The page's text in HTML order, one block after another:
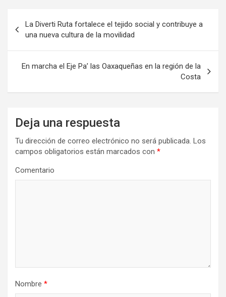
de
entradas
La Diverti Ruta fortalece el tejido social y contribuye a
una nueva cultura de la movilidad
En marcha el Eje Pa’ las Oaxaqueñas en la región de la
Costa
Deja una respuesta
Tu dirección de correo electrónico no será publicada. Los
campos obligatorios están marcados con *
Comentario
Nombre *